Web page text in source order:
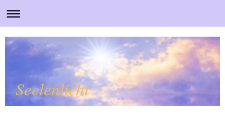
Seelenlicht